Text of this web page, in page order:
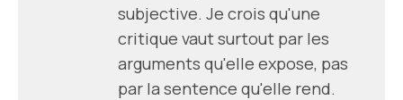
subjective. Je crois qu'une
critique vaut surtout par les
arguments qu'elle expose, pas
par la sentence qu'elle rend.